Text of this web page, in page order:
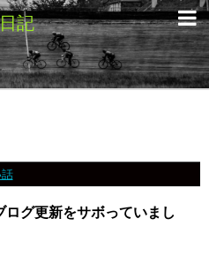
記
グ更新をサボっていまし